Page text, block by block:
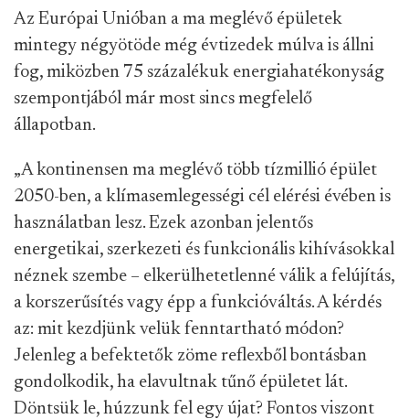
Az Európai Unióban a ma meglévő épületek
mintegy négyötöde még évtizedek múlva is állni
fog, miközben 75 százalékuk energiahatékonyság
szempontjából már most sincs megfelelő
állapotban.
„A kontinensen ma meglévő több tízmillió épület
2050-ben, a klímasemlegességi cél elérési évében is
használatban lesz. Ezek azonban jelentős
energetikai, szerkezeti és funkcionális kihívásokkal
néznek szembe – elkerülhetetlenné válik a felújítás,
a korszerűsítés vagy épp a funkcióváltás. A kérdés
az: mit kezdjünk velük fenntartható módon?
Jelenleg a befektetők zöme reflexből bontásban
gondolkodik, ha elavultnak tűnő épületet lát.
Döntsük le, húzzunk fel egy újat? Fontos viszont